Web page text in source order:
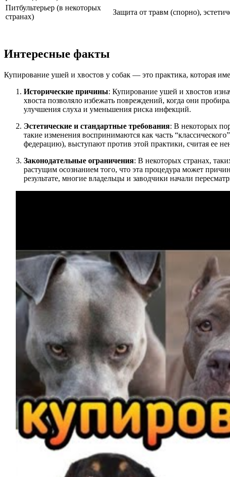
Питбультерьер (в некоторых
странах)
Защита от травм (спорно),
Интересные факты
Купирование ушей и хвостов у собак — это практика, которая
Исторические причины: Купирование ушей и хвостов
хвоста позволяло избежать повреждений, когда они
улучшения слуха и уменьшения риска инфекций.
Эстетические и стандартные требования: В некоторых
такие изменения воспринимаются как часть
федерацию), выступают против этой практики, считая ее
Законодательные ограничения: В некоторых странах,
растущим осознанием того, что эта процедура может
результате, многие владельцы и заводчики начали